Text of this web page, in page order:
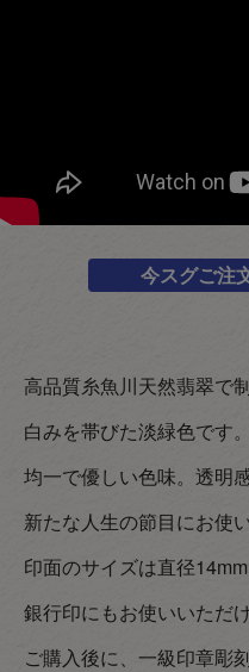
今スグご注
高品質糸魚川天然翡翠で
白みを帯びた淡緑色です。
均一で優しい色味。透明
新たな人生の節目にお使
印面のサイズは直径
銀行印にもお使いいただけ
ご購入後に、一級印章彫